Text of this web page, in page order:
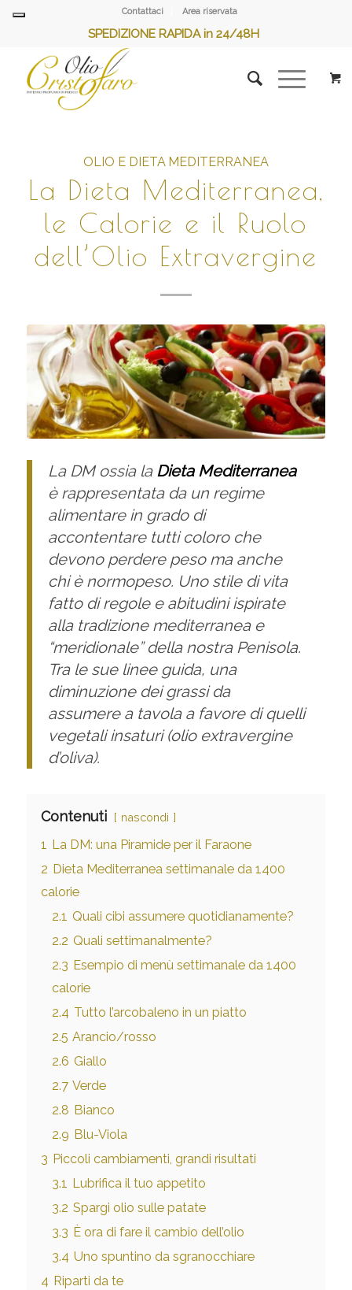
Contattaci Area riservata
SPEDIZIONE RAPIDA in 24/48H
OLIO E DIETA MEDITERRANEA
La Dieta Mediterranea,
le Calorie e il Ruolo
dell’Olio Extravergine
La DMossia la Dieta Mediterranea
è rappresentata da un regime
alimentare in grado di
accontentare tutti coloro che
devono perdere peso ma anche
chi è normopeso. Uno stile di vita
fatto di regole e abitudini ispirate
alla tradizione mediterranea e
“meridionale” della nostra Penisola.
Tra le sue linee guida, una
diminuzione dei grassi da
assumere a tavola a favore di quelli
vegetali insaturi (olio extravergine
d’oliva).
Contenuti nascondi
1 La DM: una Piramide per il Faraone
2 Dieta Mediterranea settimanale da 1400
calorie
2.1 Quali cibi assumere quotidianamente?
2.2 Quali settimanalmente?
2.3 Esempio di menù settimanale da 1400
calorie
2.4 Tutto l’arcobaleno in un piatto
2.5 Arancio/rosso
2.6 Giallo
2.7 Verde
2.8 Bianco
2.9 Blu-Viola
3 Piccoli cambiamenti, grandi risultati
3.1 Lubrifica il tuo appetito
3.2 Spargi olio sulle patate
3.3 È ora di fare il cambio dell’olio
3.4 Uno spuntino da sgranocchiare
4 Riparti da te